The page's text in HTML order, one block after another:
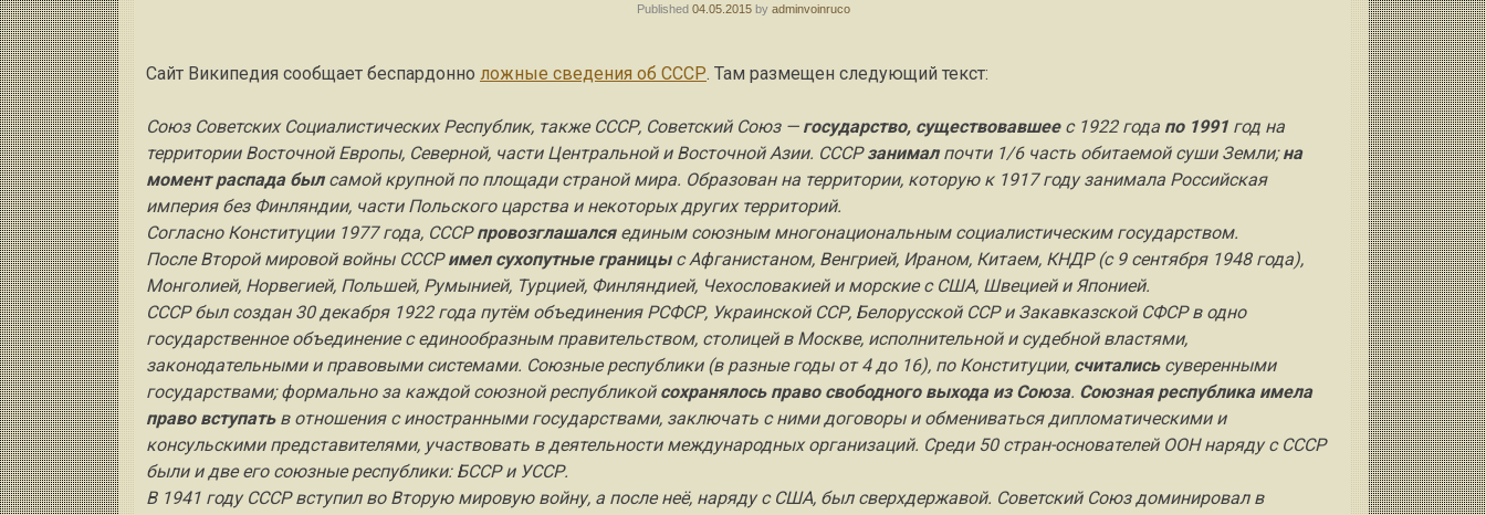
Published 04.05.2015by adminvoinruco
Сайт Википедия сообщает беспардонно ложные сведения об СССР. Там размещен следующий текст:
Союз Советских Социалистических Республик, также СССР, Советский Союз — государство, существовавшеес 1922 года по 1991 год на
территории Восточной Европы, Северной, части Центральной и Восточной Азии. СССРзанималпочти 1/6 часть обитаемой суши Земли;на
момент распада былсамой крупной по площади страной мира. Образован на территории, которую к 1917 году занимала Российская
империя без Финляндии, части Польского царства и некоторых других территорий.
Согласно Конституции 1977 года, СССРпровозглашалсяединым союзным многонациональным социалистическим государством.
После Второй мировой войны СССРимел сухопутные границыс Афганистаном, Венгрией, Ираном, Китаем, КНДР (с 9 сентября 1948 года),
Монголией, Норвегией, Польшей, Румынией, Турцией, Финляндией, Чехословакией и морские с США, Швецией и Японией.
СССР был создан 30 декабря 1922 года путём объединения РСФСР, Украинской ССР, Белорусской ССР и Закавказской СФСР в одно
государственное объединение с единообразным правительством, столицей в Москве, исполнительной и судебной властями,
законодательными и правовыми системами. Союзные республики (в разные годы от 4 до 16), по Конституции, считалисьсуверенными
государствами; формально за каждой союзной республикой сохранялось право свободного выхода из Союза. Союзная республика имела
право вступатьв отношения с иностранными государствами, заключать с ними договоры и обмениваться дипломатическими и
консульскими представителями, участвовать в деятельности международных организаций. Среди 50 стран-основателей ООН наряду с СССР
были и две его союзные республики: БССР и УССР.
В 1941 году СССР вступил во Вторую мировую войну, а после неё, наряду с США, был сверхдержавой. Советский Союз доминировал в